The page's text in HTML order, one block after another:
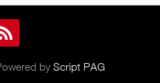
by Script PAG